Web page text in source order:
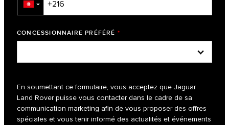
▼
CONCESSIONNAIRE PRÉFÉRÉ *
En soumettant ce formulaire, vous acceptez que Jaguar
Land Rover puisse vous contacter dans le cadre de sa
communication marketing afin de vous proposer des offres
spéciales et vous tenir informé des actualités et événements